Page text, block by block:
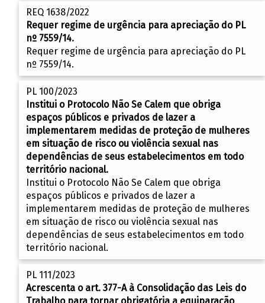
REQ 1638/2022
Requer regime de urgência para apreciação do PL
nº 7559/14.
Requer regime de urgência para apreciação do PL
nº 7559/14.
PL 100/2023
Institui o Protocolo Não Se Calem que obriga
espaços públicos e privados de lazer a
implementarem medidas de proteção de mulheres
em situação de risco ou violência sexual nas
dependências de seus estabelecimentos em todo
território nacional.
Institui o Protocolo Não Se Calem que obriga
espaços públicos e privados de lazer a
implementarem medidas de proteção de mulheres
em situação de risco ou violência sexual nas
dependências de seus estabelecimentos em todo
território nacional.
PL 111/2023
Acrescenta o art. 377-A à Consolidação das Leis do